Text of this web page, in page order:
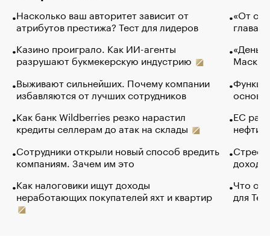
Насколько ваш авторитет зависит от
атрибутов престижа? Тест для лидеров
Казино проиграло. Как ИИ-агенты
разрушают букмекерскую индустрию
Выживают сильнейших. Почему компании
избавляются от лучших сотрудников
Как банк Wildberries резко нарастил
кредиты селлерам до атак на склады
Сотрудники открыли новый способ вредить
компаниям. Зачем им это
Как налоговики ищут доходы
неработающих покупателей яхт и квартир
«От
глава
Маск в
основ
ЕС
нефти
Что
для